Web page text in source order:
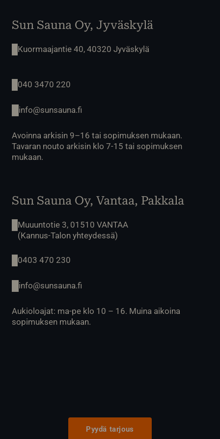
Sun Sauna Oy, Jyväskylä
Kuormaajantie 40, 40320 Jyväskylä
040 3470 220
info@sunsauna.fi
Avoinna arkisin 9–16 tai sopimuksen mukaan.
Tavaran nouto arkisin klo 7-15 tai sopimuksen
mukaan.
Sun Sauna Oy, Vantaa, Pakkala
Muuuntotie 3, 01510 VANTAA
(Kannus-Talon yhteydessä)
0403 470 230
info@sunsauna.fi
Aukioloajat: ma-pe klo 10 – 16. Muina aikoina
sopimuksen mukaan.
Pyydä tarjous